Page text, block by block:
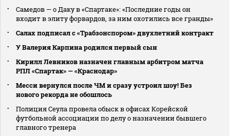
Самедов — о Даку в «Спартаке»: «Последние годы он
входит в элиту форвардов, за ним охотились все гранды»
Салах подписал с «Трабзонспором» двухлетний контракт
У Валерия Карпина родился первый сын
Кирилл Левников назначен главным арбитром матча
РПЛ «Спартак» — «Краснодар»
Месси вернулся после ЧМ и сразу устроил шоу! Без
нового рекорда не обошлось
Полиция Сеула провела обыск в офисах Корейской
футбольной ассоциации по делу о назначении бывшего
главного тренера